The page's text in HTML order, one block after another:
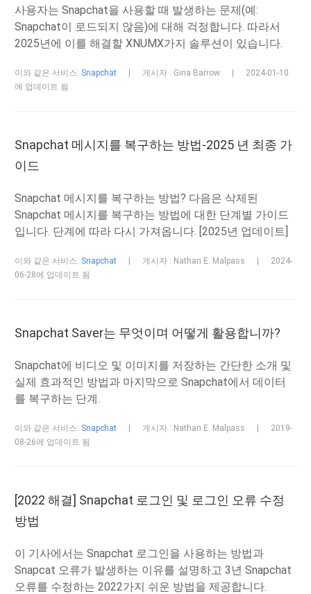
사용자는 Snapchat을 사용할 때 발생하는 문제(예:
Snapchat이 로드되지 않음)에 대해 걱정합니다. 따라서
2025년에 이를 해결할 XNUMX가지 솔루션이 있습니다.
이와 같은 서비스: Snapchat 게시자 : Gina Barrow
2024-01-10
에 업데이트 됨
Snapchat 메시지를 복구하는 방법-2025 년 최종 가
이드
Snapchat 메시지를 복구하는 방법? 다음은 삭제된
Snapchat 메시지를 복구하는 방법에 대한 단계별 가이드
입니다. 단계에 따라 다시 가져옵니다. [2025년 업데이트]
이와 같은 서비스: Snapchat 게시자 : Nathan E. Malpass
2024-
06-28에 업데이트 됨
Snapchat Saver는 무엇이며 어떻게 활용합니까?
Snapchat에 비디오 및 이미지를 저장하는 간단한 소개 및
실제 효과적인 방법과 마지막으로 Snapchat에서 데이터
를 복구하는 단계.
이와 같은 서비스: Snapchat 게시자 : Nathan E. Malpass
2019-
08-26에 업데이트 됨
[2022 해결] Snapchat 로그인 및 로그인 오류 수정
방법
이 기사에서는 Snapchat 로그인을 사용하는 방법과
Snapcat 오류가 발생하는 이유를 설명하고 3년 Snapchat
오류를 수정하는 2022가지 쉬운 방법을 제공합니다.